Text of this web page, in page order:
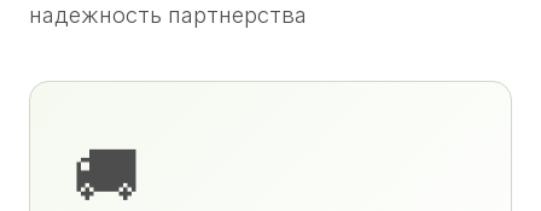
надежность партнерства
🚚